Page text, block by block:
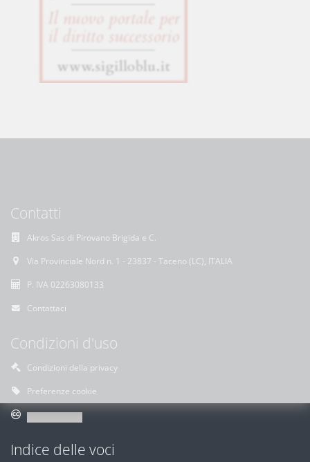
Contatti
Akros Sas di Pirovano Brigida e C.
Via Provinciale Nord n. 1 - 23837 - Taceno (LC), ITALIA
P. IVA 02263080133
Contattaci
Condizioni d'uso
Condizioni della privacy
Preferenze cookie
Indice delle voci